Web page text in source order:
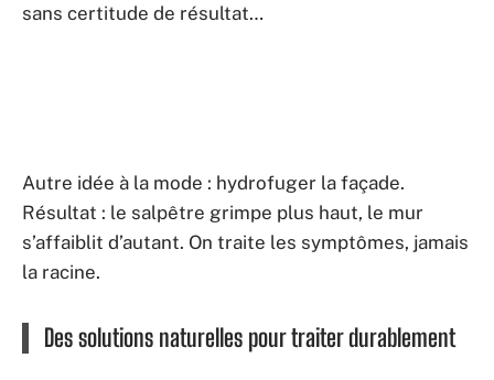
sans certitude de résultat…
Autre idée à la mode : hydrofuger la façade.
Résultat : le salpêtre grimpe plus haut, le mur
s’affaiblit d’autant. On traite les symptômes, jamais
la racine.
Des solutions naturelles pour traiter durablement